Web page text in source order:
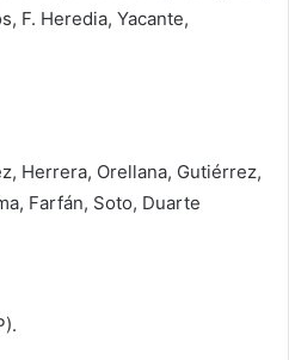
F. Heredia, Yacante,
Herrera, Orellana, Gutiérrez,
Farfán, Soto, Duarte